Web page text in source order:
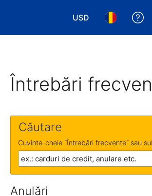
USD
Alegeţi moneda.
Alegeți
Întrebări
Căutare
Cuvinte-cheie ˝Întrebări frecvente˝ sau
Anulări